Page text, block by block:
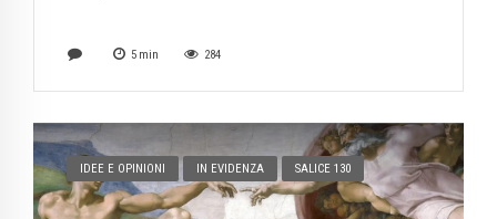
5 min 284
IDEE E OPINIONI IN EVIDENZA SALICE 130